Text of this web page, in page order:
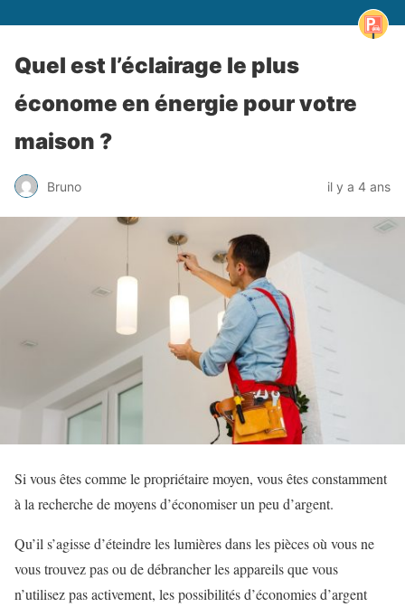
Quel est l’éclairage le plus
économe en énergie pour votre
maison ?
Bruno il y a 4 ans
Si vous êtes comme le propriétaire moyen, vous êtes constamment
à la recherche de moyens d’économiser un peu d’argent.
Qu’il s’agisse d’éteindre les lumières dans les pièces où vous ne
vous trouvez pas ou de débrancher les appareils que vous
n’utilisez pas activement, les possibilités d’économies d’argent